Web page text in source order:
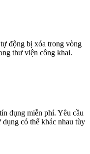
động bị xóa trong vòng
thư viện công khai.
dụng miễn phí. Yêu cầu
có thể khác nhau tùy